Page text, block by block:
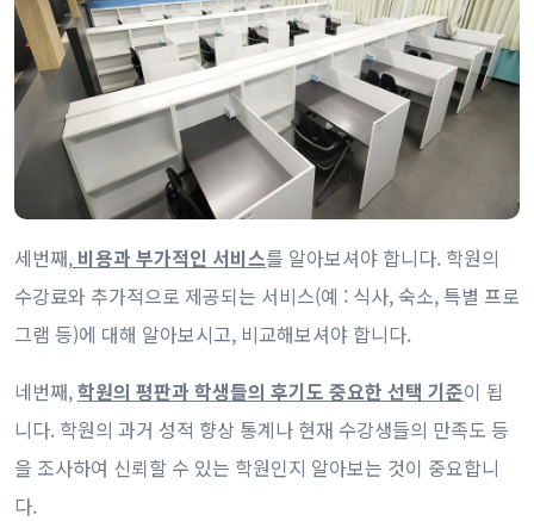
세번째, 비용과 부가적인 서비스를 알아보셔야 합니다. 학원의
수강료와 추가적으로 제공되는 서비스(예 : 식사, 숙소, 특별 프로
그램 등)에 대해 알아보시고, 비교해보셔야 합니다.
네번째,학원의 평판과 학생들의 후기도 중요한 선택 기준이 됩
니다. 학원의 과거 성적 향상 통계나 현재 수강생들의 만족도 등
을 조사하여 신뢰할 수 있는 학원인지 알아보는 것이 중요합니
다.